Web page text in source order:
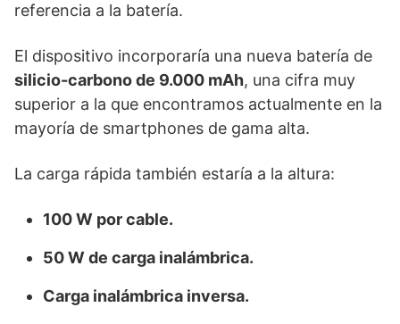
referencia a la batería.
El dispositivo incorporaría una nueva batería de
silicio-carbono de 9.000 mAh, una cifra muy
superior a la que encontramos actualmente en la
mayoría de smartphones de gama alta.
La carga rápida también estaría a la altura:
100 W por cable.
50 W de carga inalámbrica.
Carga inalámbrica inversa.